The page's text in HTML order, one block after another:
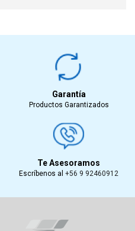
Garantía
Productos Garantizados
Te Asesoramos
Escríbenos al +56 9 92460912